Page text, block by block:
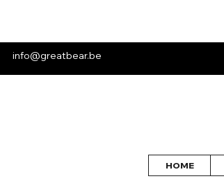
info@greatbear.be
HOME